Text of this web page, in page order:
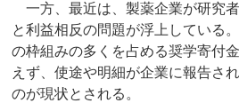
一方、最近は、製薬企業が研究
と利益相反の問題が浮上している
の枠組みの多くを占める奨学寄付
えず、使途や明細が企業に報告さ
のが現状とされる。